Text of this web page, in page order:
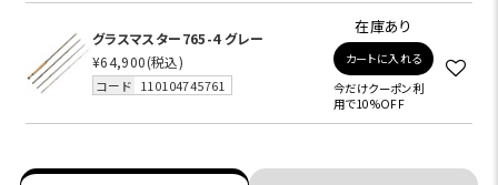
グラスマスター765-4 グレー
¥64,900(税込)
コード 110104745761
在庫あり
カートに入れる
今だけクーポン利
用で10%OFF